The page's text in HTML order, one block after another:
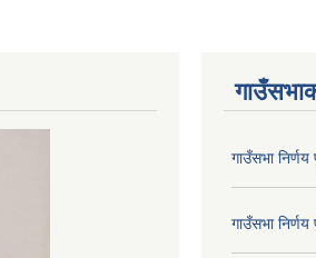
गाउँसभा
गाउँसभा